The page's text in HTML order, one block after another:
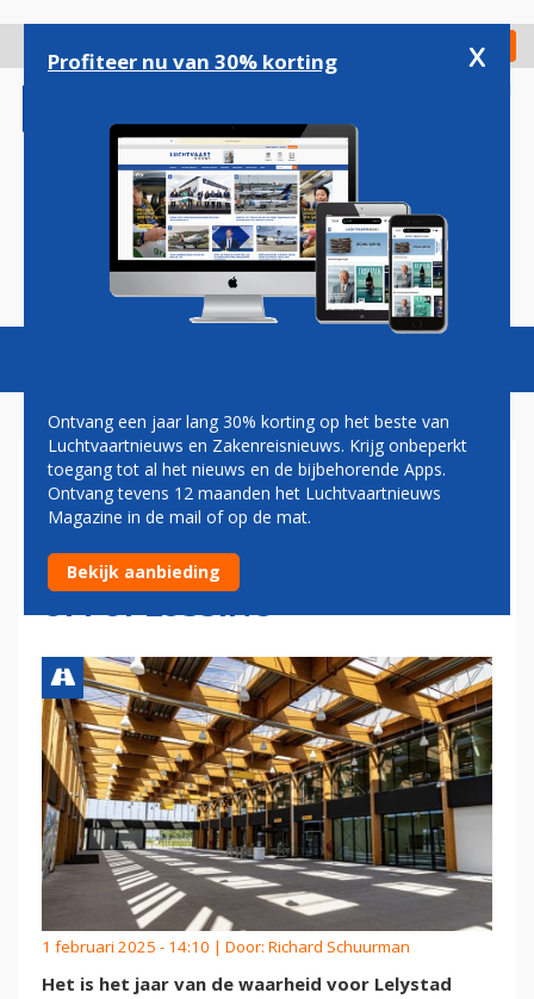
gaan
Check in
Magazine Podcasts Vacatures
BESLISSEND JAAR VOOR
LELYSTAD AIRPORT:
COMPLEX DOSSIER SMEEKT
OM OPLOSSING
1 februari 2025 - 14:10 | Door: Richard Schuurman
Het is het jaar van de waarheid voor Lelystad
Profiteer nu van 30% korting x
Ontvang een jaar lang 30% korting op het beste van
Luchtvaartnieuws en Zakenreisnieuws. Krijg onbeperkt
toegang tot al het nieuws en de bijbehorende Apps.
Ontvang tevens 12 maanden het Luchtvaartnieuws
Magazine in de mail of op de mat.
Bekijk aanbieding